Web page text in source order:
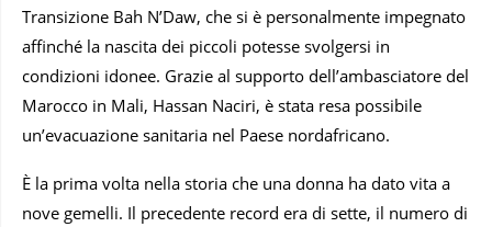
Transizione Bah N’Daw, che si è personalmente impegnato
affinché la nascita dei piccoli potesse svolgersi in
condizioni idonee. Grazie al supporto dell’ambasciatore del
Marocco in Mali, Hassan Naciri, è stata resa possibile
un’evacuazione sanitaria nel Paese nordafricano.
È la prima volta nella storia che una donna ha dato vita a
nove gemelli. Il precedente record era di sette, il numero di